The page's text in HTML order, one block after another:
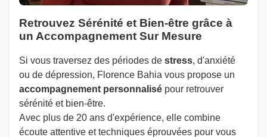
Retrouvez Sérénité et Bien-être grâce à
un Accompagnement Sur Mesure
Si vous traversez des périodes de stress, d'anxiété
ou de dépression, Florence Bahia vous propose un
accompagnement personnalisé pour retrouver
sérénité et bien-être.
Avec plus de 20 ans d'expérience, elle combine
écoute attentive et techniques éprouvées pour vous